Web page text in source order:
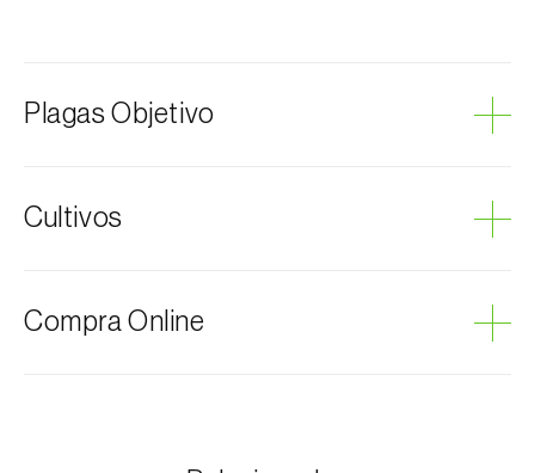
Plagas Objetivo
Cultivos
Membrillero
Compra Online